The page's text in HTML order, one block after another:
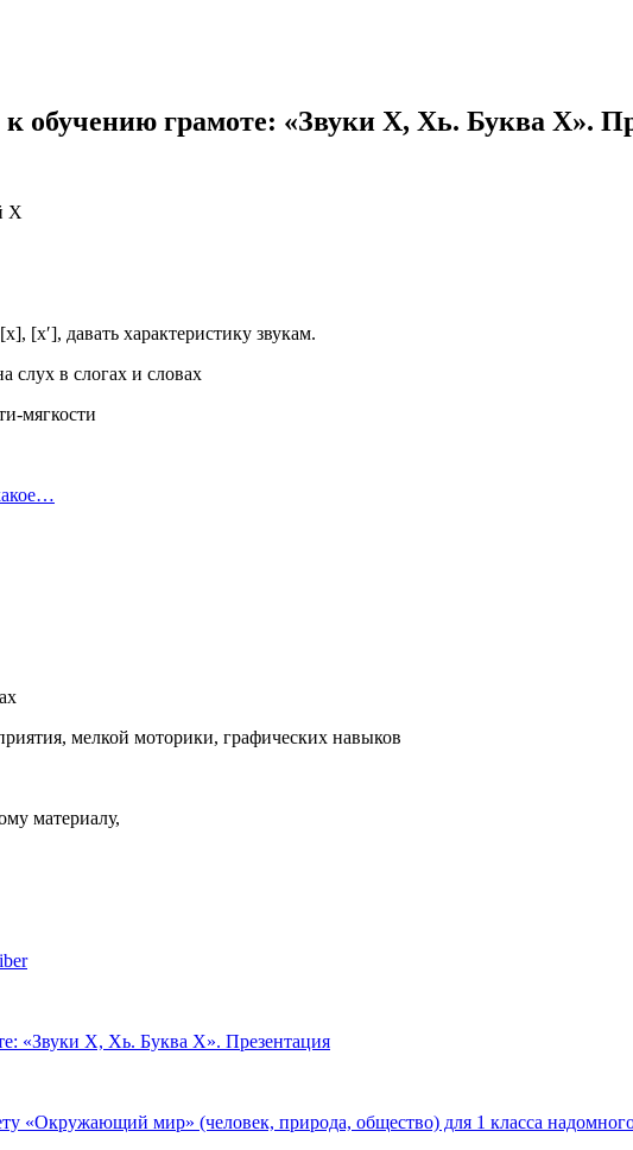
к обучению грамоте: «Звуки Х, Хь. Буква Х».
Х
[х′], давать характеристику звукам.
слух в слогах и словах
мягкости
мелкой моторики, графических навыков
материалу,
«Звуки Х, Хь. Буква Х». Презентация
«Окружающий мир» (человек, природа, общество) для 1 класса